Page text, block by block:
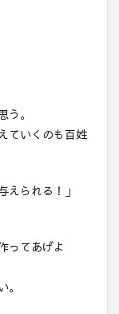
。
ていくのも百姓
えられる！」
ってあげよ